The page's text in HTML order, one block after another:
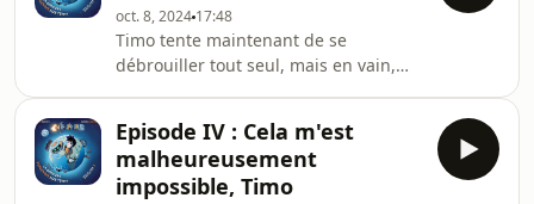
d'explorer le Grenier de l'humanité
pour retrouver ce rayon parmi des
objets étranges et des plans farfelus.
Cependant, Timo a sa propre
stratégie pour négocier la remise du
rayon, laissant pr
oct. 8, 2024 17:48
Timo tente maintenant de se
débrouiller tout seul, mais en vain,
Constance, frustrée de ne plus
pouvoir suivre son programme, se
questionne sur son propre but en
Episode IV : Cela m'est
malheureusement
impossible, Timo